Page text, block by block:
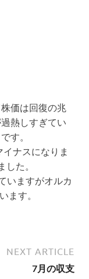
価は回復の兆
熱しすぎてい
す。
ナスになりま
た。
いますがオルカ
ます。
NEXT ARTICLE
7月の収支